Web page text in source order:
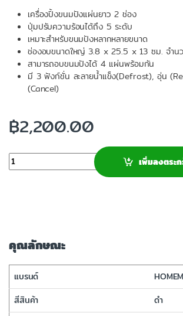
เครื่องปิ้งขนมปังแผ่นยาว 2 ช่อง
ปุ่มปรับความร้อนได้ถึง 5 ระดับ
เหมาะสำหรับขนมปังหลากหลายขนาด
ช่องอบขนาดใหญ่ 3.8 x 25.5 x 13 ซม. จำน
สามารถอบขนมปังได้ 4 แผ่นพร้อมกัน
มี 3 ฟังก์ชั่น ละลายน้ำแข็ง(Defrost), อุ่น
(Cancel)
฿2,200.00
จำนวน เพิ่มลงตระ
คุณลักษณะ
แบรนด์
สีสินค้า
ดำ